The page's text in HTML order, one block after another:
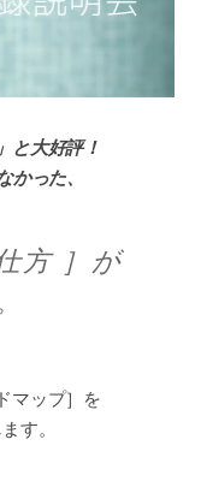
と大好評！
かった、
方 ］が
マップ］を
す。